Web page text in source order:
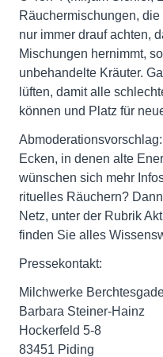
Räuchermischungen,
nur immer drauf achten,
Mischungen hernimmt,
unbehandelte Kräuter.
lüften, damit alle
können und Platz für
Ecken, in denen alte
wünschen sich mehr
rituelles Räuchern?
Netz, unter der Rubrik
finden Sie alles
Pressekontakt:
Milchwerke
Barbara Steiner-Hainz
Hockerfeld 5-8
83451 Piding